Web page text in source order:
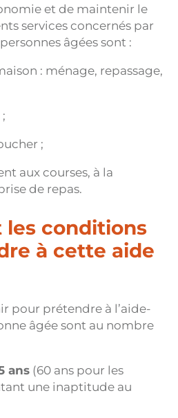
et de maintenir le
services concernés par
âgées sont :
: ménage, repassage,
;
aux courses, à la
de repas.
les conditions
à cette aide
pour prétendre à l’aide-
âgée sont au nombre
ans (60 ans pour les
une inaptitude au